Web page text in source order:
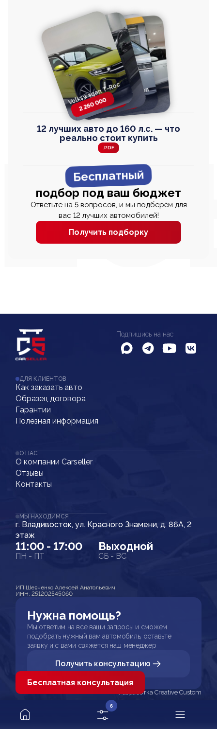
Volkswagen T-Roc
2 260 000
Toyota Harrier
2 820 000
Honda Step Wagon
2 820 000
Volkswagen
TAYRON
2 670 000
12 лучших авто до 160 л.с. — что
реально стоит купить
.PDF
Бесплатный
подбор под ваш бюджет
Ответьте на 5 вопросов, и мы подберём для
вас 12 лучших автомобилей!
Получить подборку
Подпишись на нас
ДЛЯ КЛИЕНТОВ
Как заказать авто
Образец договора
Гарантии
Полезная информация
О НАС
О компании Carseller
Отзывы
Контакты
МЫ НАХОДИМСЯ
г. Владивосток, ул. Красного Знамени, д. 86А, 2
этаж
11:00 - 17:00
ПН - ПТ
Выходной
СБ - ВС
ИП Шевченко Алексей Анатольевич
ИНН: 251202545060
Нужна помощь?
Мы ответим на все ваши запросы и сможем
подобрать нужный вам автомобиль, оставьте
заявку и с вами свяжется наш менеджер
Получить консультацию
Разработка Creative Custom
6
Бесплатная консультация